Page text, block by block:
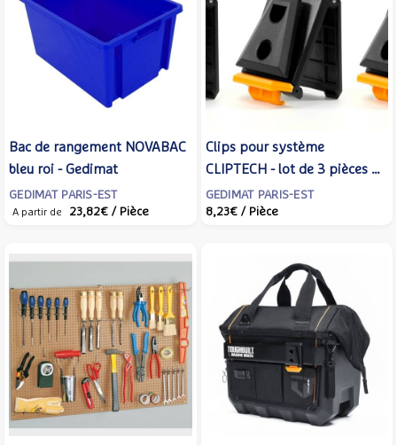
Bac de rangement NOVABAC
bleu roi - Gedimat
GEDIMAT PARIS-EST
A partir de 23,82€ / Pièce
Clips pour système
CLIPTECH - lot de 3 pièces -
Gedimat
GEDIMAT PARIS-EST
8,23€ / Pièce